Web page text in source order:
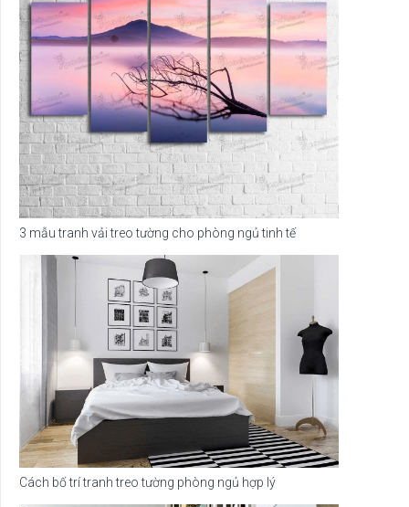
3 mẫu tranh vải treo tường cho phòng ngủ tinh tế
Cách bố trí tranh treo tường phòng ngủ hợp lý